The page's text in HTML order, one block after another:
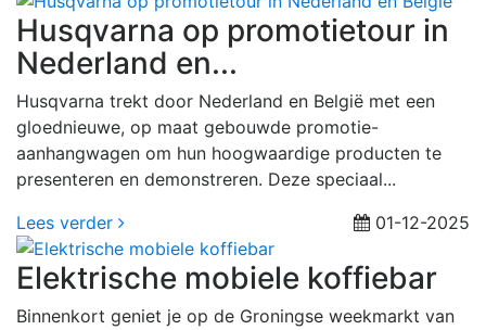
Husqvarna op promotietour in
Nederland en...
Husqvarna trekt door Nederland en België met een
gloednieuwe, op maat gebouwde promotie-
aanhangwagen om hun hoogwaardige producten te
presenteren en demonstreren. Deze speciaal...
Lees verder
01-12-2025
Elektrische mobiele koffiebar
Binnenkort geniet je op de Groningse weekmarkt van